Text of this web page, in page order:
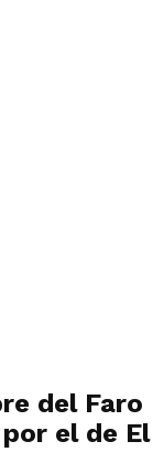
del Faro
el de El